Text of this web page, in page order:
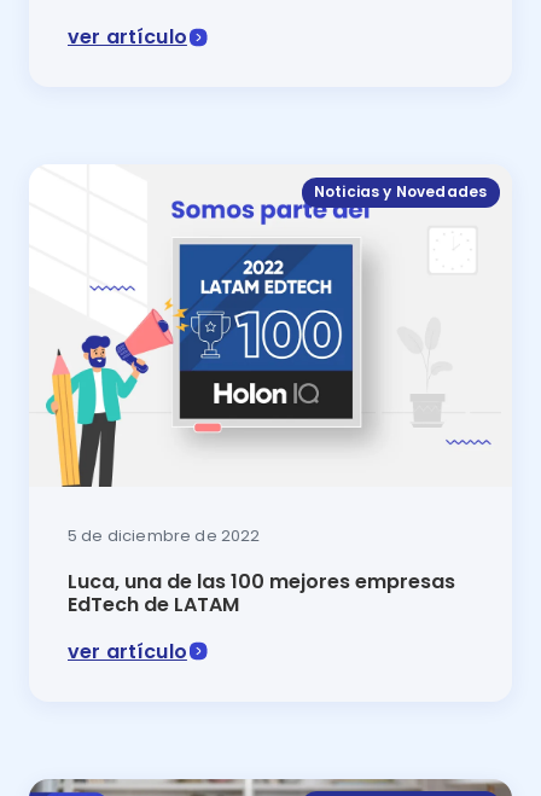
ver artículo
Noticias y Novedades
5 de diciembre de 2022
Luca, una de las 100 mejores empresas
EdTech de LATAM
ver artículo